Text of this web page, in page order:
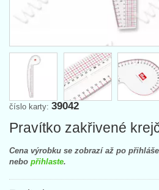
číslo karty: 39042
Pravítko zakřivené
Cena výrobku se zobrazí až po
nebo přihlaste.